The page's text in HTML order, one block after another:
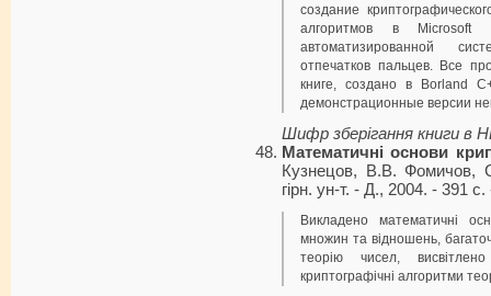
создание
алгоритмов в
автоматизированной
отпечатков пальцев. Все
книге, создано в Borland
демонстрационные версии
Шифр зберігання книги в
Математичні основи
Кузнецов, В.В.
гірн. ун-т. - Д., 2004. - 391
Викладено математичні
множин та відношень,
теорію чисел,
криптографічні алгоритми